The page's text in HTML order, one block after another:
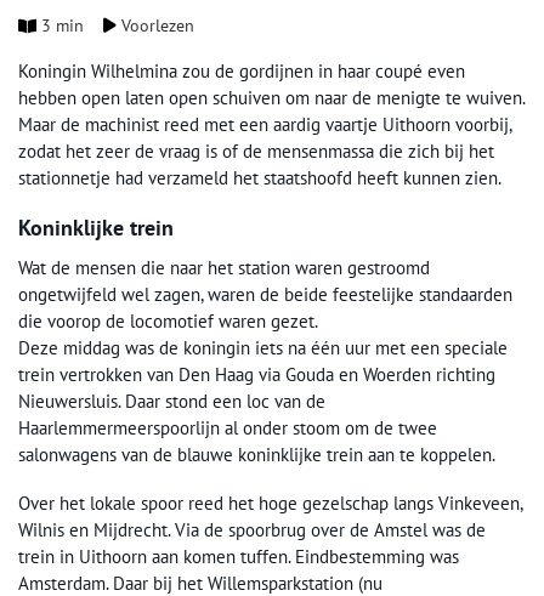
3 min Voorlezen
Koningin Wilhelmina zou de gordijnen in haar coupé even
hebben open laten open schuiven om naar de menigte te wuiven.
Maar de machinist reed met een aardig vaartje Uithoorn voorbij,
zodat het zeer de vraag is of de mensenmassa die zich bij het
stationnetje had verzameld het staatshoofd heeft kunnen zien.
Koninklijke trein
Wat de mensen die naar het station waren gestroomd
ongetwijfeld wel zagen, waren de beide feestelijke standaarden
die voorop de locomotief waren gezet.
Deze middag was de koningin iets na één uur met een speciale
trein vertrokken van Den Haag via Gouda en Woerden richting
Nieuwersluis. Daar stond een loc van de
Haarlemmermeerspoorlijn al onder stoom om de twee
salonwagens van de blauwe koninklijke trein aan te koppelen.
Over het lokale spoor reed het hoge gezelschap langs Vinkeveen,
Wilnis en Mijdrecht. Via de spoorbrug over de Amstel was de
trein in Uithoorn aan komen tuffen. Eindbestemming was
Amsterdam. Daar bij het Willemsparkstation (nu